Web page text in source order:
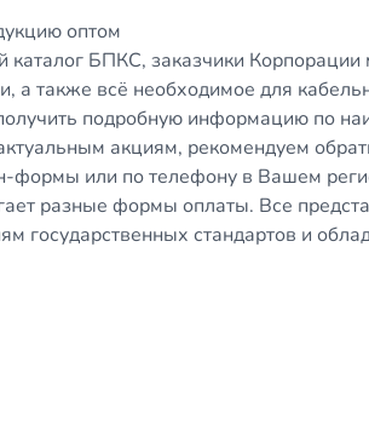
оптом
каталог БПКС, заказчики
а также всё необходимое для
подробную информацию по
акциям, рекомендуем
или по телефону в Вашем
разные формы оплаты. Все
государственных стандартов и